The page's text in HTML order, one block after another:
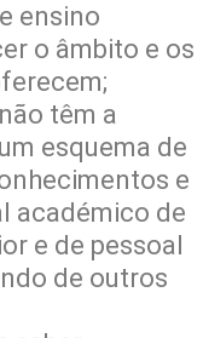
ensino
o âmbito e os
têm a
esquema de
e
académico de
e de pessoal
de outros